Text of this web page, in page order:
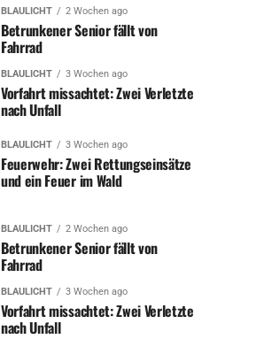
BLAULICHT 2 Wochen ago
Betrunkener Senior fällt von
Fahrrad
BLAULICHT 3 Wochen ago
Vorfahrt missachtet: Zwei Verletzte
nach Unfall
BLAULICHT 3 Wochen ago
Feuerwehr: Zwei Rettungseinsätze
und ein Feuer im Wald
BLAULICHT 2 Wochen ago
Betrunkener Senior fällt von
Fahrrad
BLAULICHT 3 Wochen ago
Vorfahrt missachtet: Zwei Verletzte
nach Unfall